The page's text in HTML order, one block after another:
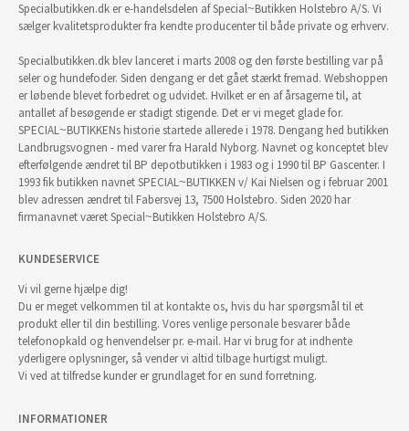
Specialbutikken.dk er e-handelsdelen af Special~Butikken Holstebro A/S. Vi
sælger kvalitetsprodukter fra kendte producenter til både private og erhverv.
Specialbutikken.dk blev lanceret i marts 2008 og den første bestilling var på
seler og hundefoder. Siden dengang er det gået stærkt fremad. Webshoppen
er løbende blevet forbedret og udvidet. Hvilket er en af årsagerne til, at
antallet af besøgende er stadigt stigende. Det er vi meget glade for.
SPECIAL~BUTIKKENs historie startede allerede i 1978. Dengang hed butikken
Landbrugsvognen - med varer fra Harald Nyborg. Navnet og konceptet blev
efterfølgende ændret til BP depotbutikken i 1983 og i 1990 til BP Gascenter. I
1993 fik butikken navnet SPECIAL~BUTIKKEN v/ Kai Nielsen og i februar 2001
blev adressen ændret til Fabersvej 13, 7500 Holstebro. Siden 2020 har
firmanavnet været Special~Butikken Holstebro A/S.
KUNDESERVICE
Vi vil gerne hjælpe dig!
Du er meget velkommen til at kontakte os, hvis du har spørgsmål til et
produkt eller til din bestilling. Vores venlige personale besvarer både
telefonopkald og henvendelser pr. e-mail. Har vi brug for at indhente
yderligere oplysninger, så vender vi altid tilbage hurtigst muligt.
Vi ved at tilfredse kunder er grundlaget for en sund forretning.
INFORMATIONER